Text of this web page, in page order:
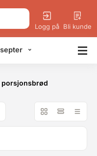
Logg på Bli kunde
porsjonsbrød